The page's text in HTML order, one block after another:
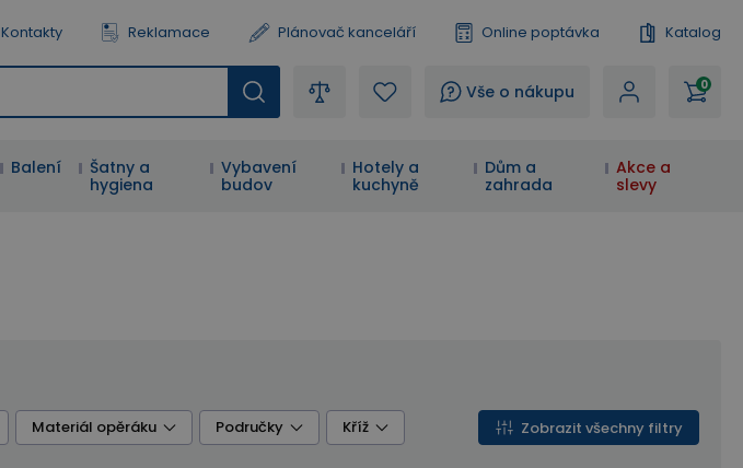
Kontakty Reklamace Plánovač kanceláří Online poptávka Katalog
? Vše o nákupu 0
Balení
Šatny a
hygiena
Vybavení
budov
Hotely a
kuchyně
Dům a
zahrada
Akce a
slevy
Materiál opěráku Područky Kříž Zobrazit všechny filtry